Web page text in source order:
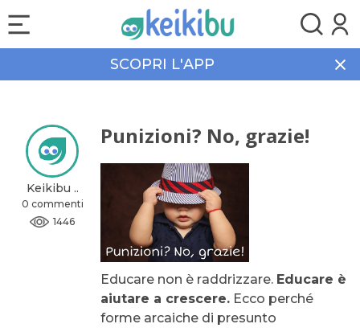
SCOPRI L'APP
Community Punizioni? No, grazie!
Keikibu ..
0 commenti
1446
Punizioni? No, grazie!
Educare non è raddrizzare. Educare è
aiutare a crescere. Ecco perché
forme arcaiche di presunto